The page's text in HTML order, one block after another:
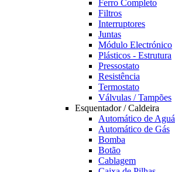
Ferro Completo
Filtros
Interruptores
Juntas
Módulo Electrónico
Plásticos - Estrutura
Pressostato
Resistência
Termostato
Válvulas / Tampões
Esquentador / Caldeira
Automático de Aguá
Automático de Gás
Bomba
Botão
Cablagem